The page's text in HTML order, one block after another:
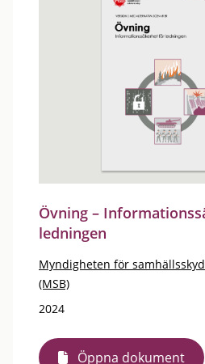
Övning –
ledningen
Myndigheten för
(MSB)
2024
Öppna dokument